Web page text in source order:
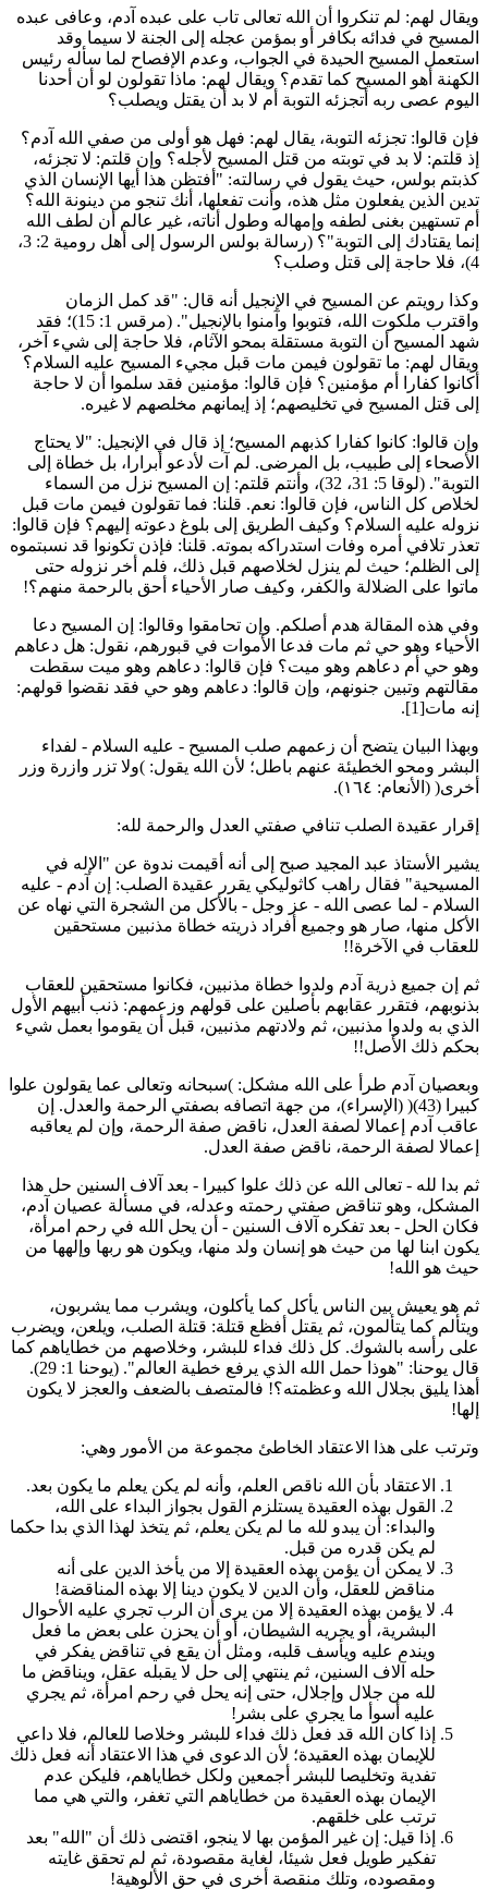
لهم: لم تنكروا أن الله تعالى تاب على عبده آدم، وعافى عبده
في فدائه بكافر أو بمؤمن عجله إلى الجنة لا سيما وقد
المسيح الحيدة في الجواب، وعدم الإفصاح لما سأله رئيس
أهو المسيح كما تقدم؟ ويقال لهم: ماذا تقولون لو أن أحدنا
عصى ربه أتجزئه التوبة أم لا بد أن يقتل ويصلب؟
قالوا: تجزئه التوبة، يقال لهم: فهل هو أولى من صفي الله آدم؟
قلتم: لا بد في توبته من قتل المسيح لأجله؟ وإن قلتم: لا تجزئه،
بولس، حيث يقول في رسالته: "أفتظن هذا أيها الإنسان الذي
الذين يفعلون مثل هذه، وأنت تفعلها، أنك تنجو من دينونة الله؟
تستهين بغنى لطفه وإمهاله وطول أناته، غير عالم أن لطف الله
إنما يقتادك إلى التوبة"؟ (رسالة بولس الرسول إلى أهل رومية 2: 3،
رويتم عن المسيح في الإنجيل أنه قال: "قد كمل الزمان
واقترب ملكوت الله، فتوبوا وآمنوا بالإنجيل". (مرقس 1: 15)؛ فقد
المسيح أن التوبة مستقلة بمحو الآثام، فلا حاجة إلى شيء آخر،
لهم: ما تقولون فيمن مات قبل مجيء المسيح عليه السلام؟
كفارا أم مؤمنين؟ فإن قالوا: مؤمنين فقد سلموا أن لا حاجة
قتل المسيح في تخليصهم؛ إذ إيمانهم مخلصهم لا غيره.
قالوا: كانوا كفارا كذبهم المسيح؛ إذ قال في الإنجيل: "لا يحتاج
إلى طبيب، بل المرضى. لم آت لأدعو أبرارا، بل خطاة إلى
التوبة". (لوقا 5: 31، 32)، وأنتم قلتم: إن المسيح نزل من السماء
كل الناس، فإن قالوا: نعم. قلنا: فما تقولون فيمن مات قبل
عليه السلام؟ وكيف الطريق إلى بلوغ دعوته إليهم؟ فإن قالوا:
تلافي أمره وفات استدراكه بموته. قلنا: فإذن تكونوا قد نسبتموه
الظلم؛ حيث لم ينزل لخلاصهم قبل ذلك، فلم أخر نزوله حتى
على الضلالة والكفر، وكيف صار الأحياء أحق بالرحمة منهم؟!
هذه المقالة هدم أصلكم. وإن تحامقوا وقالوا: إن المسيح دعا
وهو حي ثم مات فدعا الأموات في قبورهم، نقول: هل دعاهم
حي أم دعاهم وهو ميت؟ فإن قالوا: دعاهم وهو ميت سقطت
وتبين جنونهم، وإن قالوا: دعاهم وهو حي فقد نقضوا قولهم:
مات[1].
البيان يتضح أن زعمهم صلب المسيح - عليه السلام - لفداء
ومحو الخطيئة عنهم باطل؛ لأن الله يقول: )ولا تزر وازرة وزر
(الأنعام: ١٦٤).
عقيدة الصلب تنافي صفتي العدل والرحمة لله:
الأستاذ عبد المجيد صبح إلى أنه أقيمت ندوة عن "الإله في
فقال راهب كاثوليكي يقرر عقيدة الصلب: إن آدم - عليه
- لما عصى الله - عز وجل - بالأكل من الشجرة التي نهاه عن
منها، صار هو وجميع أفراد ذريته خطاة مذنبين مستحقين
في الآخرة!!
إن جميع ذرية آدم ولدوا خطاة مذنبين، فكانوا مستحقين للعقاب
فتقرر عقابهم بأصلين على قولهم وزعمهم: ذنب أبيهم الأول
به ولدوا مذنبين، ثم ولادتهم مذنبين، قبل أن يقوموا بعمل شيء
ذلك الأصل!!
آدم طرأ على الله مشكل: )سبحانه وتعالى عما يقولون علوا
كبيرا (43)( (الإسراء)، من جهة اتصافه بصفتي الرحمة والعدل. إن
آدم إعمالا لصفة العدل، ناقض صفة الرحمة، وإن لم يعاقبه
لصفة الرحمة، ناقض صفة العدل.
بدا لله - تعالى الله عن ذلك علوا كبيرا - بعد آلاف السنين حل هذا
وهو تناقض صفتي رحمته وعدله، في مسألة عصيان آدم،
الحل - بعد تفكره آلاف السنين - أن يحل الله في رحم امرأة،
ابنا لها من حيث هو إنسان ولد منها، ويكون هو ربها وإلهها من
هو الله!
هو يعيش بين الناس يأكل كما يأكلون، ويشرب مما يشربون،
كما يتألمون، ثم يقتل أفظع قتلة: قتلة الصلب، ويلعن، ويضرب
رأسه بالشوك. كل ذلك فداء للبشر، وخلاصهم من خطاياهم كما
قال يوحنا: "هوذا حمل الله الذي يرفع خطية العالم". (يوحنا 1: 29).
يليق بجلال الله وعظمته؟! فالمتصف بالضعف والعجز لا يكون
على هذا الاعتقاد الخاطئ مجموعة من الأمور وهي:
الاعتقاد بأن الله ناقص العلم، وأنه لم يكن يعلم ما يكون بعد‍‍.
القول بهذه العقيدة يستلزم القول بجواز البداء على الله،
والبداء: أن يبدو لله ما لم يكن يعلم، ثم يتخذ لهذا الذي بدا حكما
لم يكن قدره من قبل.
لا يمكن أن يؤمن بهذه العقيدة إلا من يأخذ الدين على أنه
مناقض للعقل، وأن الدين لا يكون دينا إلا بهذه المناقضة‍!
لا يؤمن بهذه العقيدة إلا من يرى أن الرب تجري عليه الأحوال
البشرية، أو يجريه الشيطان، أو أن يحزن على بعض ما فعل
ويندم عليه ويأسف قلبه، ومثل أن يقع في تناقض يفكر في
حله آلاف السنين، ثم ينتهي إلى حل لا يقبله عقل، ويناقض ما
لله من جلال وإجلال، حتى إنه يحل في رحم امرأة، ثم يجري
عليه أسوأ ما يجري على بشر!
إذا كان الله قد فعل ذلك فداء للبشر وخلاصا للعالم، فلا داعي
للإيمان بهذه العقيدة؛ لأن الدعوى في هذا الاعتقاد أنه فعل ذلك
تفدية وتخليصا للبشر أجمعين ولكل خطاياهم، فليكن عدم
الإيمان بهذه العقيدة من خطاياهم التي تغفر، والتي هي مما
ترتب على خلقهم.
إذا قيل: إن غير المؤمن بها لا ينجو، اقتضى ذلك أن "الله" بعد
تفكير طويل فعل شيئا، لغاية مقصودة، ثم لم تحقق غايته
ومقصوده، وتلك منقصة أخرى في حق الألوهية‍!